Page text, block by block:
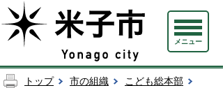
メニュー
トップ 市の組織
こども総本部